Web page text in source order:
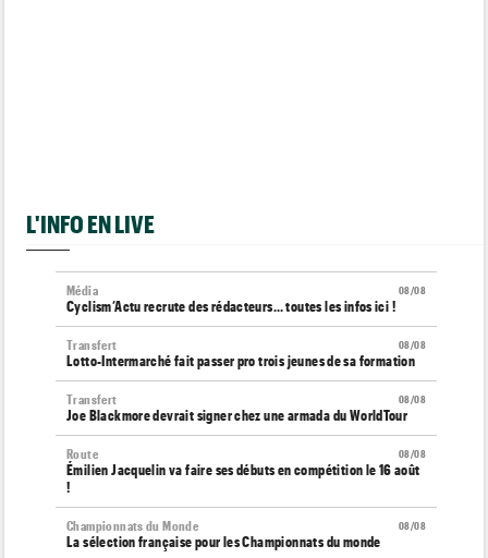
L'INFO EN LIVE
08/08
Média
Cyclism’Actu recrute des rédacteurs… toutes les infos ici !
08/08
Transfert
Lotto-Intermarché fait passer pro trois jeunes de sa formation
08/08
Transfert
Joe Blackmore devrait signer chez une armada du WorldTour
08/08
Route
Émilien Jacquelin va faire ses débuts en compétition le 16 août
!
08/08
Championnats du Monde
La sélection française pour les Championnats du monde